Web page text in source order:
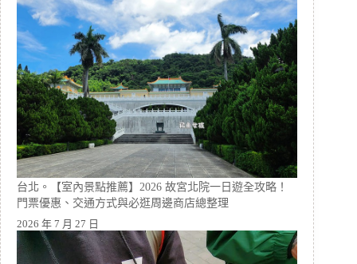
台北。【室內景點推薦】2026 故宮北院一日遊全攻略！
門票優惠、交通方式與必逛周邊商店總整理
2026 年 7 月 27 日